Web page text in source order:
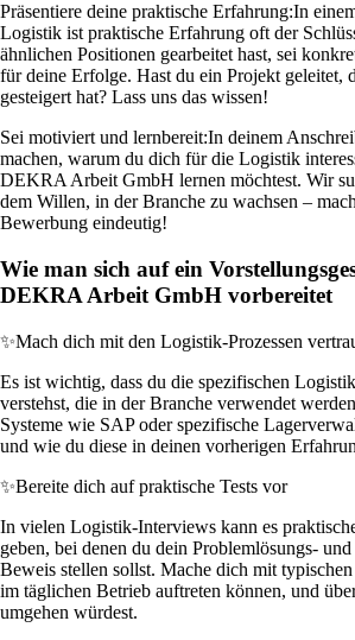
Präsentiere deine praktische Erfahrung:In
Logistik ist praktische Erfahrung oft der
ähnlichen Positionen gearbeitet hast, sei
für deine Erfolge. Hast du ein Projekt geleitet,
gesteigert hat? Lass uns das wissen!
Sei motiviert und lernbereit:In deinem
machen, warum du dich für die Logistik
DEKRA Arbeit GmbH lernen möchtest. Wir
dem Willen, in der Branche zu wachsen –
Bewerbung eindeutig!
Wie man sich auf ein
DEKRA Arbeit GmbH vorbereitet
✨Mach dich mit den Logistik-Prozessen
Es ist wichtig, dass du die spezifischen
verstehst, die in der Branche verwendet
Systeme wie SAP oder spezifische
und wie du diese in deinen vorherigen
✨Bereite dich auf praktische Tests vor
In vielen Logistik-Interviews kann es
geben, bei denen du dein Problemlösungs-
Beweis stellen sollst. Mache dich mit
im täglichen Betrieb auftreten können, und
umgehen würdest.